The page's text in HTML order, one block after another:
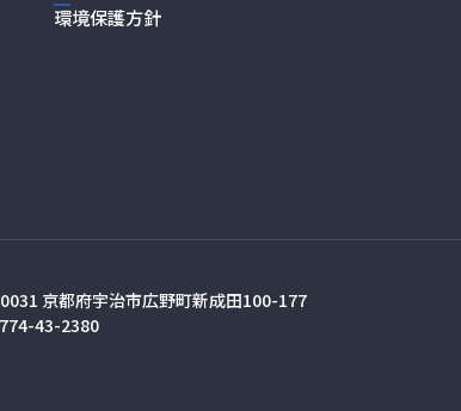
環境保護方針
京都府宇治市広野町新成田100-177
43-2380